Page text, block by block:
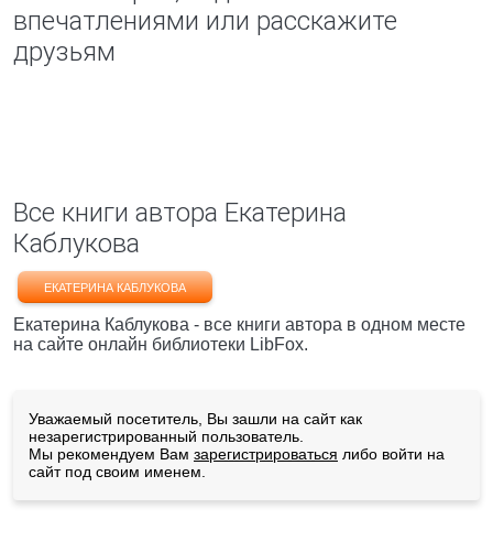
впечатлениями или расскажите
друзьям
Все книги автора Екатерина
Каблукова
ЕКАТЕРИНА КАБЛУКОВА
Екатерина Каблукова - все книги автора в одном месте
на сайте онлайн библиотеки LibFox.
Уважаемый посетитель, Вы зашли на сайт как
незарегистрированный пользователь.
Мы рекомендуем Вам зарегистрироваться либо войти на
сайт под своим именем.